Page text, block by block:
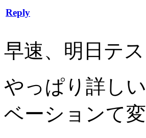
Reply
早速、明日テ
やっぱり詳し
ベーションて